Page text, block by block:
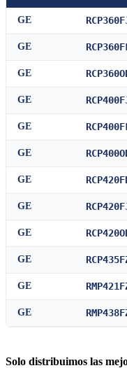
GE
GE
GE
GE
GE
GE
GE
GE
GE
GE
GE
GE
Solo distribuimos las